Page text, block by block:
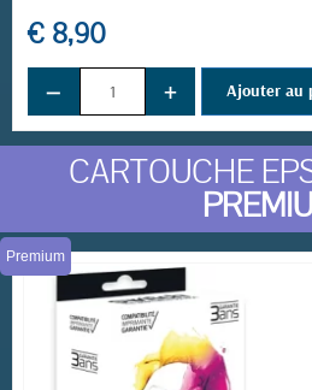
(6 avis)
€ 8,90
− + Ajouter au
CARTOUCHE
Premium